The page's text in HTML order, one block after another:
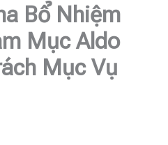
Bổ Nhiệm
Mục Aldo
Mục Vụ